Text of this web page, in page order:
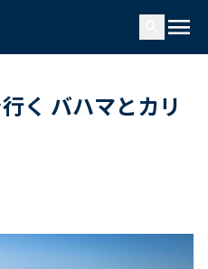
menu
く バハマとカリ